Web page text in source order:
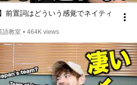
前置詞はどういう感覚でネイティ
語教室 • 464K views